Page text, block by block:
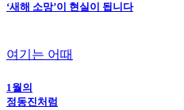
‘새해 소망’이 현실이 됩니다
여기는 어때
1월의
정동진처럼